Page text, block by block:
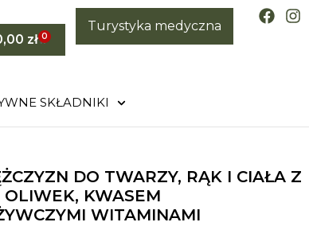
zł 0
Turystyka medyczna
SKŁADNIKI
DO TWARZY, RĄK I CIAŁA Z
KWASEM
WITAMINAMI